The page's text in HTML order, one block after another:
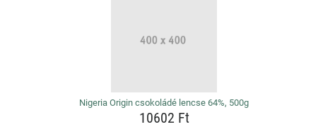
Nigeria Origin csokoládé lencse 64%, 500g
10602 Ft